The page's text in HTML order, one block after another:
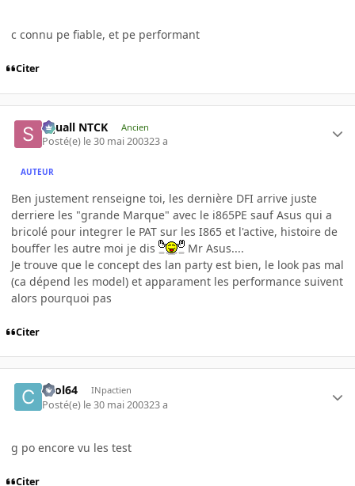
c connu pe fiable, et pe performant
Citer
Squall NTCK Ancien
Posté(e) le 30 mai 200323 a
AUTEUR
Ben justement renseigne toi, les dernière DFI arrive juste
derriere les "grande Marque" avec le i865PE sauf Asus qui a
bricolé pour integrer le PAT sur les I865 et l'active, histoire de
bouffer les autre moi je dis
Mr Asus....
Je trouve que le concept des lan party est bien, le look pas mal
(ca dépend les model) et apparament les performance suivent
alors pourquoi pas
Citer
cool64 INpactien
Posté(e) le 30 mai 200323 a
g po encore vu les test
Citer